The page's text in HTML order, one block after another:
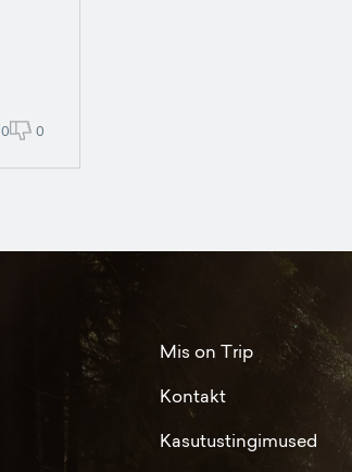
0 0
Mis on Trip
Kontakt
Kasutustingimused